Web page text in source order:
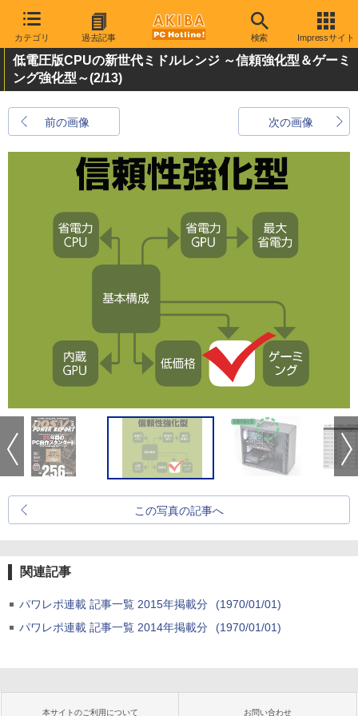
カテゴリ 過去記事 検索 Impressサイト
低電圧版CPUの新世代ミドルレンジ ～信頼強化型＆ゲーミ
ング強化型～(2/13)
前の画像 次の画像
この写真の記事へ
関連記事
パワレポ連載 記事一覧 2015年掲載分
(1970/01/01)
パワレポ連載 記事一覧 2014年掲載分
(1970/01/01)
本サイトのご利用について お問い合わせ